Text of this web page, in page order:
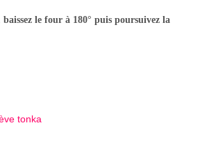
le four à 180° puis poursuivez la